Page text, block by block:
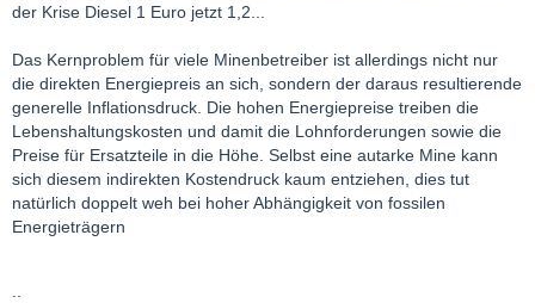
der Krise Diesel 1 Euro jetzt 1,2...
Das Kernproblem für viele Minenbetreiber ist allerdings nicht nur
die direkten Energiepreis an sich, sondern der daraus resultierende
generelle Inflationsdruck. Die hohen Energiepreise treiben die
Lebenshaltungskosten und damit die Lohnforderungen sowie die
Preise für Ersatzteile in die Höhe. Selbst eine autarke Mine kann
sich diesem indirekten Kostendruck kaum entziehen, dies tut
natürlich doppelt weh bei hoher Abhängigkeit von fossilen
Energieträgern
..